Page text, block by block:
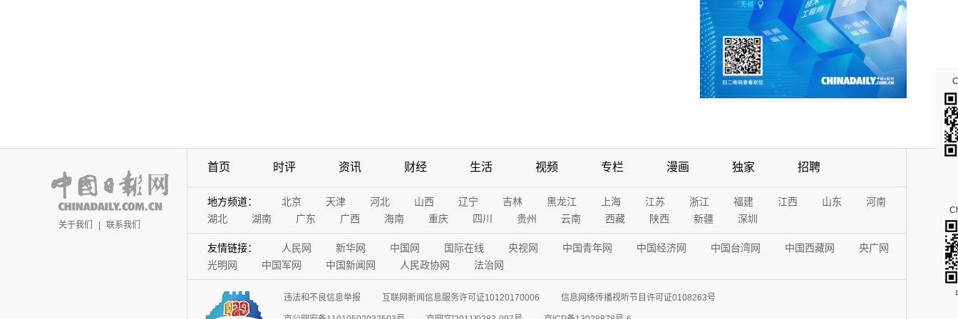
关于我们 | 联系我们
首页 时评 资讯 财经 生活 视频 专栏 漫画 独家 招聘
地方频道： 北京 天津 河北 山西 辽宁 吉林 黑龙江 上海 江苏 浙江 福建 江西 山东
河南
湖北
湖南 广东 广西 海南 重庆 四川 贵州 云南 西藏 陕西 新疆 深圳
友情链接： 人民网 新华网 中国网 国际在线 央视网 中国青年网 中国经济网 中国台湾网 中国西藏网
央广网
光明网
中国军网 中国新闻网 人民政协网 法治网
违法和不良信息举报 互联网新闻信息服务许可证10120170006 信息网络传播视听节目许可证0108263号